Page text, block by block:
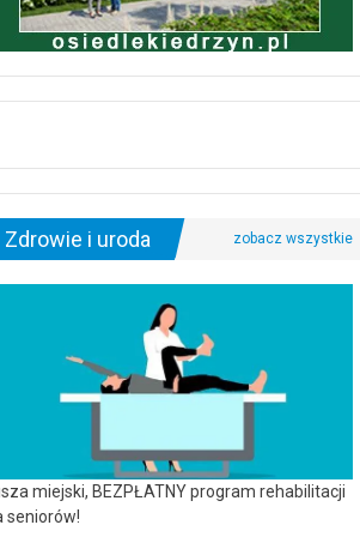
Zdrowie i uroda
miejski, BEZPŁATNY program rehabilitacji
seniorów!